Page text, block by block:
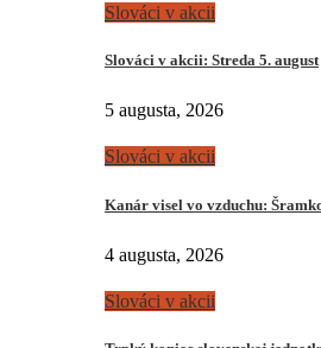
Slováci v akcii
Slováci v akcii: Streda 5. august
5 augusta, 2026
Slováci v akcii
Kanár visel vo vzduchu:
4 augusta, 2026
Slováci v akcii